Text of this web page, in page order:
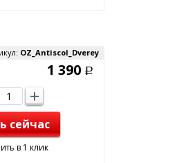
OZ_Antiscol_Dverey
1 390 Р
сейчас
в 1 клик